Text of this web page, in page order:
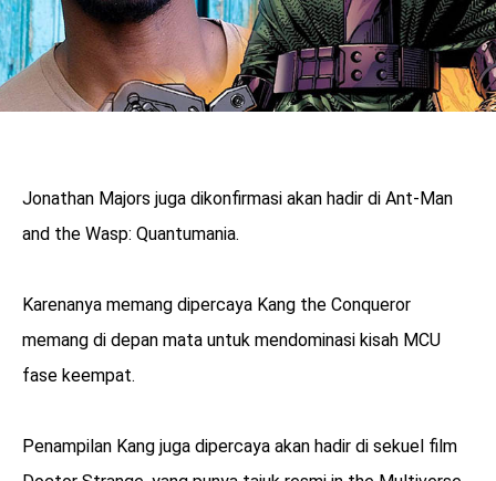
Jonathan Majors juga dikonfirmasi akan hadir di Ant-Man
and the Wasp: Quantumania.
Karenanya memang dipercaya Kang the Conqueror
memang di depan mata untuk mendominasi kisah MCU
fase keempat.
Penampilan Kang juga dipercaya akan hadir di sekuel film